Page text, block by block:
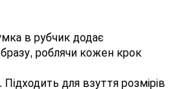
в рубчик додає
роблячи кожен крок
для взуття розмірів